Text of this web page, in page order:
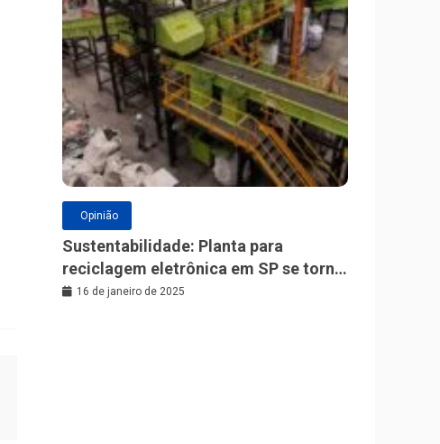
Opinião
Sustentabilidade: Planta para
reciclagem eletrônica em SP se torna
a maior da América Latina
16 de janeiro de 2025